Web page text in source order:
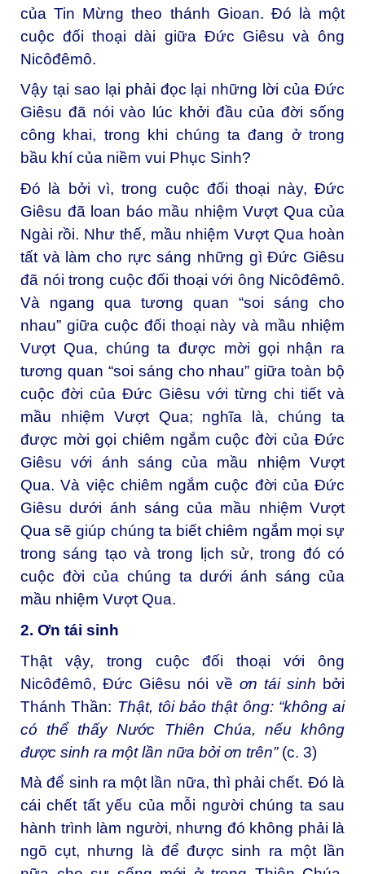
của Tin Mừng theo thánh Gioan. Đó là một
cuộc đối thoại dài giữa Đức Giêsu và ông
Nicôđêmô.
Vậy tại sao lại phải đọc lại những lời của Đức
Giêsu đã nói vào lúc khởi đầu của đời sống
công khai, trong khi chúng ta đang ở trong
bầu khí của niềm vui Phục Sinh?
Đó là bởi vì, trong cuộc đối thoại này, Đức
Giêsu đã loan báo mầu nhiệm Vượt Qua của
Ngài rồi. Như thế, mầu nhiệm Vượt Qua hoàn
tất và làm cho rực sáng những gì Đức Giêsu
đã nói trong cuộc đối thoại với ông Nicôđêmô.
Và ngang qua tương quan “soi sáng cho
nhau” giữa cuộc đối thoại này và mầu nhiệm
Vượt Qua, chúng ta được mời gọi nhận ra
tương quan “soi sáng cho nhau” giữa toàn bộ
cuộc đời của Đức Giêsu với từng chi tiết và
mầu nhiệm Vượt Qua; nghĩa là, chúng ta
được mời gọi chiêm ngắm cuộc đời của Đức
Giêsu với ánh sáng của mầu nhiệm Vượt
Qua. Và việc chiêm ngắm cuộc đời của Đức
Giêsu dưới ánh sáng của mầu nhiệm Vượt
Qua sẽ giúp chúng ta biết chiêm ngắm mọi sự
trong sáng tạo và trong lịch sử, trong đó có
cuộc đời của chúng ta dưới ánh sáng của
mầu nhiệm Vượt Qua.
2. Ơn tái sinh
Thật vậy, trong cuộc đối thoại với ông
Nicôđêmô, Đức Giêsu nói về ơn tái sinh bởi
Thánh Thần: Thật, tôi bảo thật ông: “không ai
có thể thấy Nước Thiên Chúa, nếu không
được sinh ra một lần nữa bởi ơn trên” (c. 3)
Mà để sinh ra một lần nữa, thì phải chết. Đó là
cái chết tất yếu của mỗi người chúng ta sau
hành trình làm người, nhưng đó không phải là
ngõ cụt, nhưng là để được sinh ra một lần